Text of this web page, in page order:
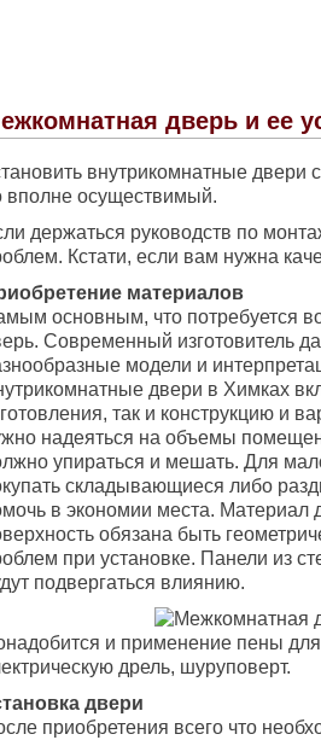
дверь и ее
внутрикомнатные
вполне осуществимый.
держаться руководств по
Кстати, если вам нужна
материалов
основным, что потребуется
Современный изготовитель
модели и
двери в Химках
так и конструкцию и
надеяться на объемы
упираться и мешать. Для
складывающиеся либо
в экономии места. Материал
обязана быть
при установке. Панели из
подвергаться влиянию.
и применение пены
дрель, шуруповерт.
двери
приобретения всего что